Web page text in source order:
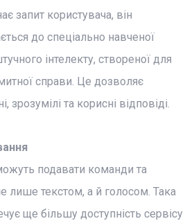
запит користувача, він
до спеціально навченої
інтелекту, створеної для
справи. Це дозволяє
зрозумілі та корисні відповіді.
подавати команди та
лише текстом, а й голосом. Така
ще більшу доступність сервісу